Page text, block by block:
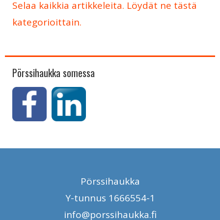
Selaa kaikkia artikkeleita. Löydät ne tästä
kategorioittain.
Pörssihaukka somessa
Pörssihaukka
Y-tunnus 1666554-1
info@porssihaukka.fi